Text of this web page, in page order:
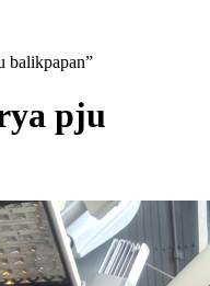
balikpapan”
pju